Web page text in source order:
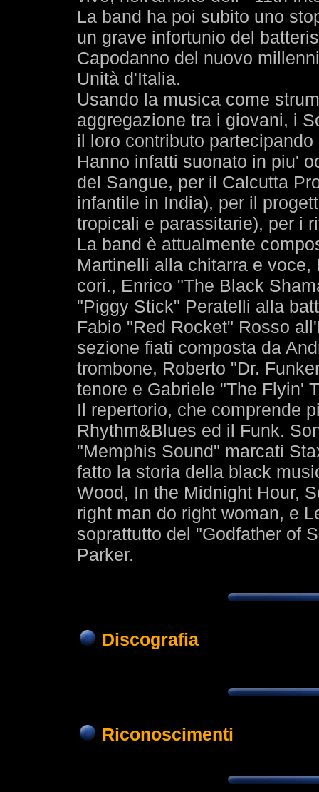
La band ha poi subito uno
un grave infortunio del
Capodanno del nuovo
Unità d'Italia.
Usando la musica come
aggregazione tra i giovani, i
il loro contributo
Hanno infatti suonato in piu'
del Sangue, per il Calcutta
infantile in India), per il
tropicali e parassitarie), per i
La band è attualmente
Martinelli alla chitarra e
cori., Enrico "The Black
"Piggy Stick" Peratelli alla
Fabio "Red Rocket" Rosso
sezione fiati composta da
trombone, Roberto "Dr.
tenore e Gabriele "The Flyin'
Il repertorio, che comprende
Rhythm&Blues ed il Funk.
"Memphis Sound" marcati
fatto la storia della black
Wood, In the Midnight Hour,
right man do right woman, e
soprattutto del "Godfather of
Parker.
Discografia
Riconoscimenti